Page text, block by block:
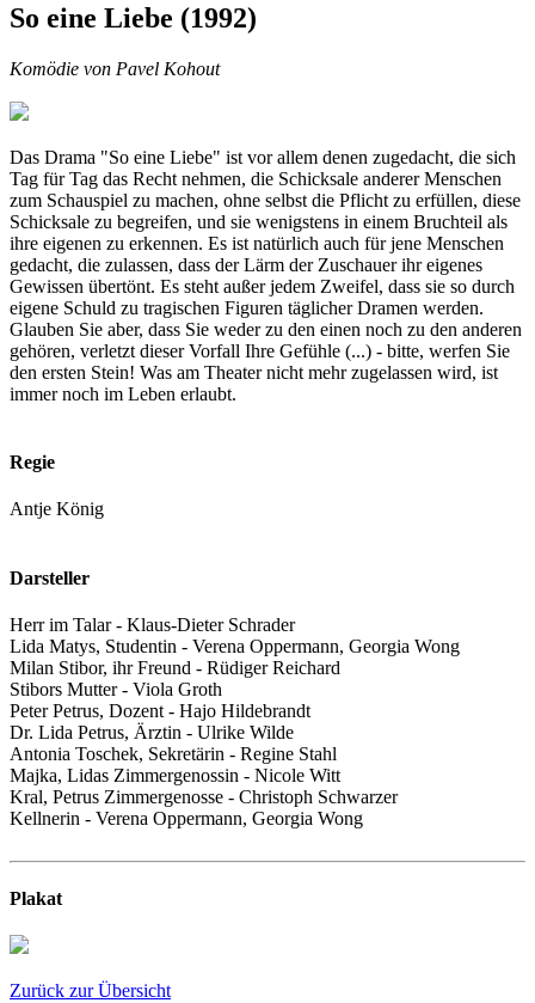
So eine Liebe (1992)
Komödie von Pavel Kohout
Das Drama "So eine Liebe" ist vor allem denen zugedacht, die sich
Tag für Tag das Recht nehmen, die Schicksale anderer Menschen
zum Schauspiel zu machen, ohne selbst die Pflicht zu erfüllen, diese
Schicksale zu begreifen, und sie wenigstens in einem Bruchteil als
ihre eigenen zu erkennen. Es ist natürlich auch für jene Menschen
gedacht, die zulassen, dass der Lärm der Zuschauer ihr eigenes
Gewissen übertönt. Es steht außer jedem Zweifel, dass sie so durch
eigene Schuld zu tragischen Figuren täglicher Dramen werden.
Glauben Sie aber, dass Sie weder zu den einen noch zu den anderen
gehören, verletzt dieser Vorfall Ihre Gefühle (...) - bitte, werfen Sie
den ersten Stein! Was am Theater nicht mehr zugelassen wird, ist
immer noch im Leben erlaubt.
Regie
Antje König
Darsteller
Herr im Talar - Klaus-Dieter Schrader
Lida Matys, Studentin - Verena Oppermann, Georgia Wong
Milan Stibor, ihr Freund - Rüdiger Reichard
Stibors Mutter - Viola Groth
Peter Petrus, Dozent - Hajo Hildebrandt
Dr. Lida Petrus, Ärztin - Ulrike Wilde
Antonia Toschek, Sekretärin - Regine Stahl
Majka, Lidas Zimmergenossin - Nicole Witt
Kral, Petrus Zimmergenosse - Christoph Schwarzer
Kellnerin - Verena Oppermann, Georgia Wong
Plakat
Zurück zur Übersicht